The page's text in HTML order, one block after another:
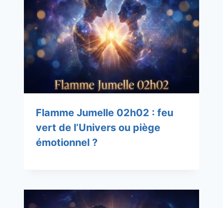
Flamme Jumelle 02h02 : feu
vert de l’Univers ou piège
émotionnel ?